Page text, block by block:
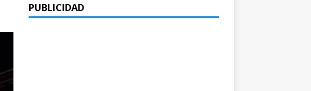
PUBLICIDAD